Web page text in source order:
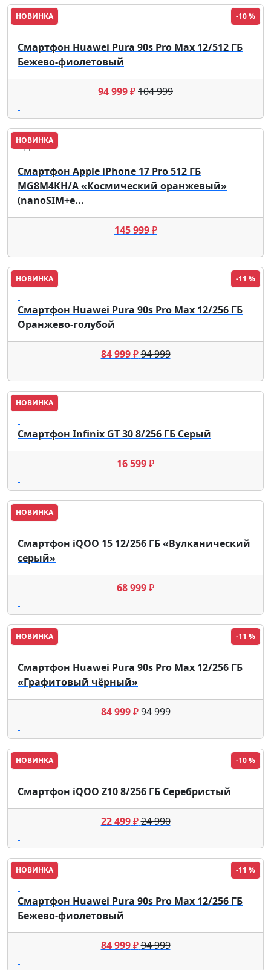
НОВИНКА -10 %
HUAWEI
Смартфон Huawei Pura 90s Pro Max 12/512 ГБ
Бежево-фиолетовый
94 999₽104 999
НОВИНКА
Apple
Смартфон Apple iPhone 17 Pro 512 ГБ
MG8M4KH/A «Космический оранжевый»
(nanoSIM+e...
145 999₽
НОВИНКА -11 %
HUAWEI
Смартфон Huawei Pura 90s Pro Max 12/256 ГБ
Оранжево-голубой
84 999₽94 999
НОВИНКА
Infinix
Смартфон Infinix GT 30 8/256 ГБ Серый
16 599₽
НОВИНКА
iQOO
Смартфон iQOO 15 12/256 ГБ «Вулканический
серый»
68 999₽
НОВИНКА -11 %
HUAWEI
Смартфон Huawei Pura 90s Pro Max 12/256 ГБ
«Графитовый чёрный»
84 999₽94 999
НОВИНКА -10 %
iQOO
Смартфон iQOO Z10 8/256 ГБ Серебристый
22 499₽24 990
НОВИНКА -11 %
HUAWEI
Смартфон Huawei Pura 90s Pro Max 12/256 ГБ
Бежево-фиолетовый
84 999₽94 999